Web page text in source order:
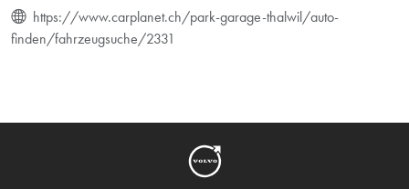
https://www.carplanet.ch/park-garage-thalwil/auto-
finden/fahrzeugsuche/2331